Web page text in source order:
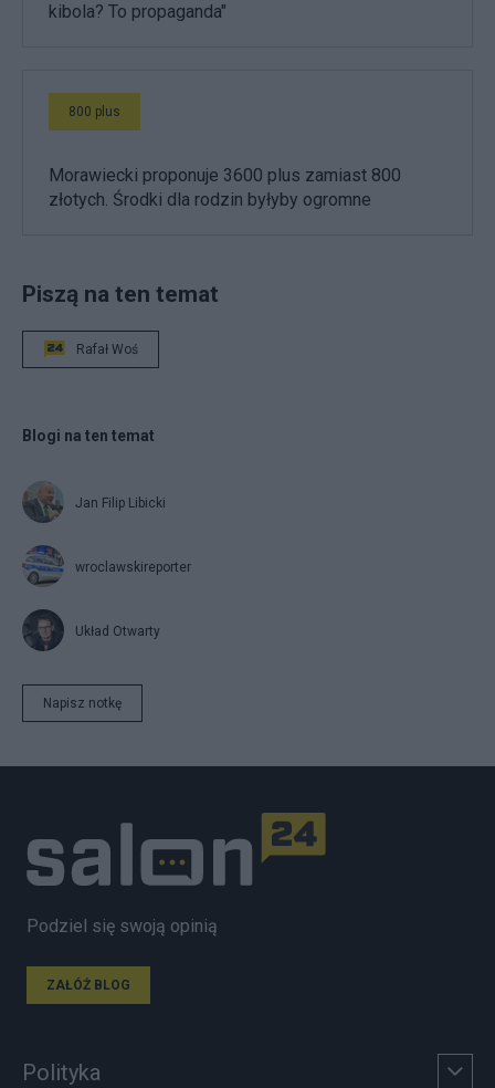
kibola? To propaganda"
800 plus
Morawiecki proponuje 3600 plus zamiast 800
złotych. Środki dla rodzin byłyby ogromne
Piszą na ten temat
Rafał Woś
Blogi na ten temat
Jan Filip Libicki
wroclawskireporter
Układ Otwarty
Napisz notkę
Podziel się swoją opinią
ZAŁÓŻ BLOG
Polityka